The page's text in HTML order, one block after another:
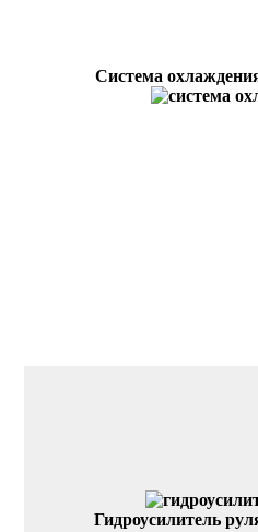
Система
Гидроусилитель